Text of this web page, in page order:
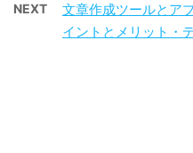
NEXT
文章作成ツールとア
イントとメリット・